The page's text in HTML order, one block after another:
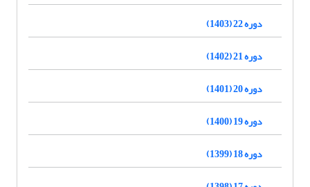
دوره 22 (1403)
دوره 21 (1402)
دوره 20 (1401)
دوره 19 (1400)
دوره 18 (1399)